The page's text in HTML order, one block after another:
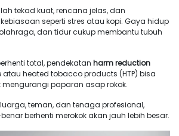
tekad kuat, rencana jelas, dan
seperti stres atau kopi. Gaya hidup
dan tidur cukup membantu tubuh
total, pendekatan harm reduction
atau heated tobacco products (HTP) bisa
paparan asap rokok.
teman, dan tenaga profesional,
berhenti merokok akan jauh lebih besar.